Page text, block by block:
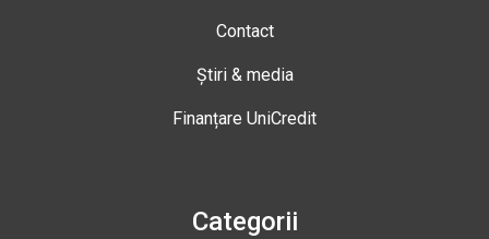
Contact
Știri & media
Finanțare UniCredit
Categorii